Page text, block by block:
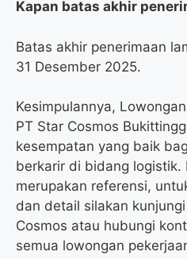
Kapan batas akhir
Batas akhir penerimaan
31 Desember 2025.
Kesimpulannya,
PT Star Cosmos
kesempatan yang baik
berkarir di bidang logistik.
merupakan referensi,
dan detail silakan
Cosmos atau hubungi
semua lowongan